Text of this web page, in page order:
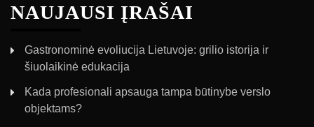
NAUJAUSI ĮRAŠAI
Gastronominė evoliucija Lietuvoje: grilio istorija ir
šiuolaikinė edukacija
Kada profesionali apsauga tampa būtinybe verslo
objektams?